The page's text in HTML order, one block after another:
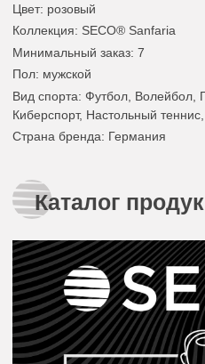
Цвет: розовый
Коллекция: SECO® Sanfaria
Минимальный заказ: 7
Пол: мужской
Вид спорта: Футбол, Волейбол,
Киберспорт, Настольный
Страна бренда: Германия
Каталог